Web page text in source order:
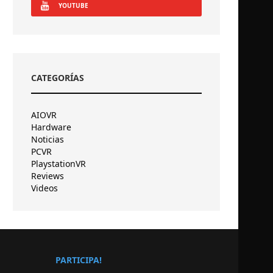
YOUTUBE
CATEGORÍAS
AIOVR
Hardware
Noticias
PCVR
PlaystationVR
Reviews
Videos
PARTICIPA!